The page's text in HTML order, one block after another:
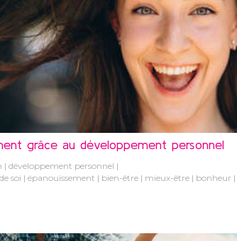
grâce au développement personnel
développement personnel
soi épanouissement bien-être mieux-être bonheur